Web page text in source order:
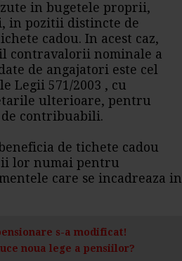
in bugetele proprii,
in pozitii distincte de
cadou. In acest caz,
contravalorii nominale a
de angajatori este cel
Legii 571/2003 , cu
ulterioare, pentru
contribuabili.
de tichete cadou
lor numai pentru
care se incadreaza in
s-a modificat!
noua lege a pensiilor?